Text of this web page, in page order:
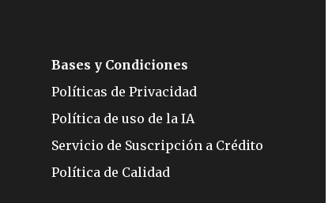
Bases y Condiciones
Políticas de Privacidad
Política de uso de la IA
Servicio de Suscripción a Crédito
Política de Calidad